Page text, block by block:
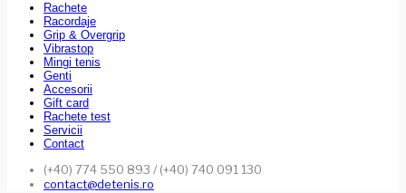
Rachete
Racordaje
Grip & Overgrip
Vibrastop
Mingi tenis
Genti
Accesorii
Gift card
Rachete test
Servicii
Contact
(+40) 774 550 893 / (+40) 740 091 130
contact@detenis.ro